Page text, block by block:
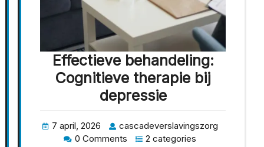
Effectieve behandeling:
Cognitieve therapie bij
depressie
7 april, 2026
cascadeverslavingszorg
0 Comments
2 categories